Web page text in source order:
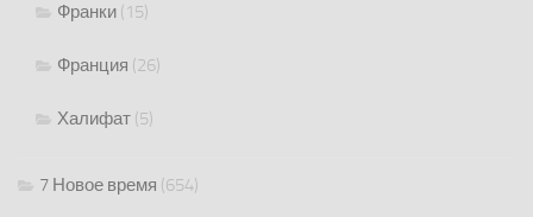
Франки (15)
Франция (26)
Халифат (5)
7 Новое время (654)